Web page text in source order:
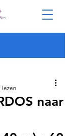
naar
lezen